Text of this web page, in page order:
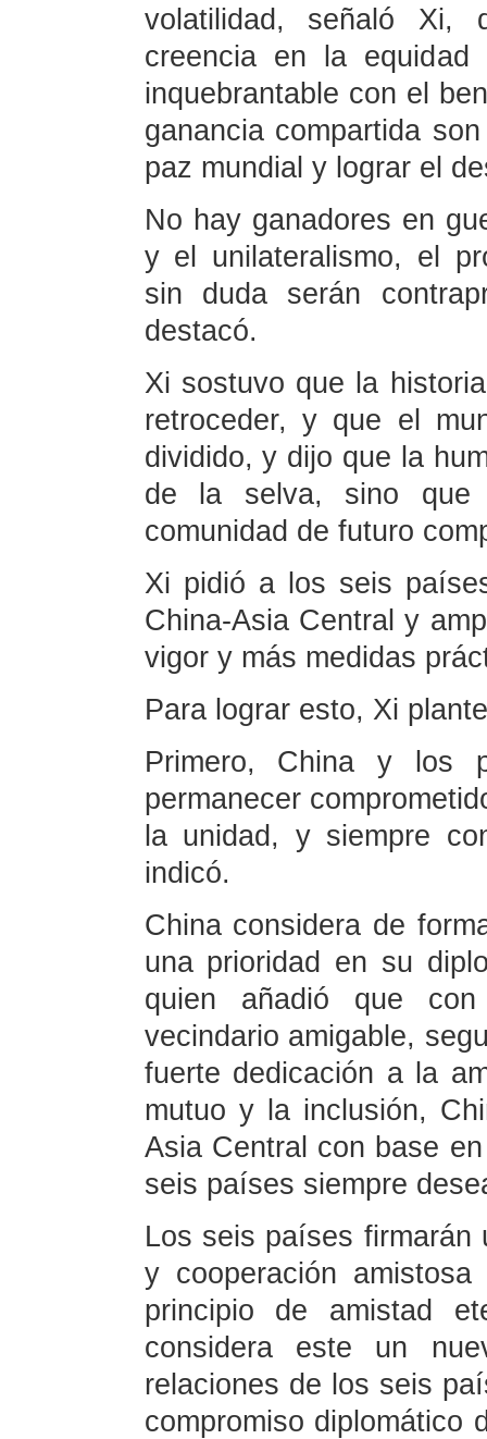
volatilidad, señaló Xi,
creencia en la
inquebrantable con el
ganancia compartida
paz mundial y lograr el
No hay ganadores en
y el unilateralismo, el
sin duda serán
destacó.
Xi sostuvo que la
retroceder, y que el
dividido, y dijo que la
de la selva, sino que
comunidad de futuro
Xi pidió a los seis
China-Asia Central y
vigor y más medidas
Para lograr esto, Xi
Primero, China y los
permanecer
la unidad, y siempre
indicó.
China considera de
una prioridad en su
quien añadió que
vecindario amigable,
fuerte dedicación a la
mutuo y la inclusión,
Asia Central con base
seis países siempre
Los seis países firmarán
y cooperación
principio de amistad
considera este un
relaciones de los seis
compromiso diplomático